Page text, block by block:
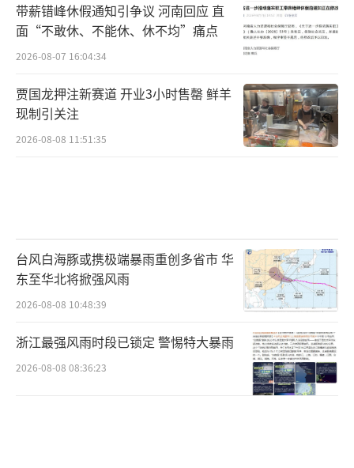
带薪错峰休假通知引争议 河南回应 直
面“不敢休、不能休、休不均”痛点
2026-08-07 16:04:34
贾国龙押注新赛道 开业3小时售罄 鲜羊
现制引关注
2026-08-08 11:51:35
台风白海豚或携极端暴雨重创多省市 华
东至华北将掀强风雨
2026-08-08 10:48:39
浙江最强风雨时段已锁定 警惕特大暴雨
2026-08-08 08:36:23